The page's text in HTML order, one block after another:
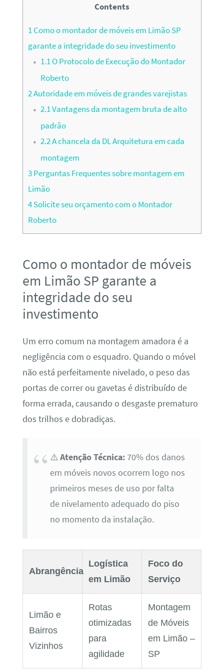
Contents
1Como o montador de móveis em Limão SP
garante a integridade do seu investimento
1.1O Protocolo de Execução do Montador
Roberto
2Autoridade em móveis de grandes varejistas
2.1Vantagens da montagem bruta de alto
padrão
2.2A chancela da DL Arquitetura em cada
montagem
3Perguntas Frequentes sobre montagem em
Limão
4Solicite seu orçamento com o Montador
Roberto
Como o montador de móveis
em Limão SP garante a
integridade do seu
investimento
Um erro comum na montagem amadora é a
negligência com o esquadro. Quando o móvel
não está perfeitamente nivelado, o peso das
portas de correr ou gavetas é distribuído de
forma errada, causando o desgaste prematuro
dos trilhos e dobradiças.
⚠️Atenção Técnica:70% dos danos
em móveis novos ocorrem logo nos
primeiros meses de uso por falta
de nivelamento adequado do piso
no momento da instalação.
Abrangência
Logística
em Limão
Foco do
Serviço
Limão e
Bairros
Vizinhos
Rotas
otimizadas
para
agilidade
Montagem
de Móveis
em Limão –
SP